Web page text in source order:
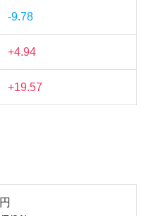
-9.78
+4.94
+19.57
円